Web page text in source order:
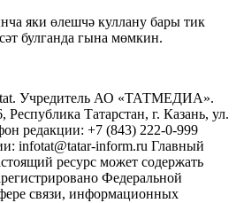
яки өлешчә куллану бары тик
булганда гына мөмкин.
Учредитель АО «ТАТМЕДИА».
Татарстан, г. Казань, ул.
редакции: +7 (843) 222-0-999
infotat@tatar-inform.ru Главный
ресурс может содержать
Федеральной
связи, информационных